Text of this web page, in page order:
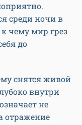
среди ночи в
чему мир грез
до
снятся живой
внутри
не
отражение